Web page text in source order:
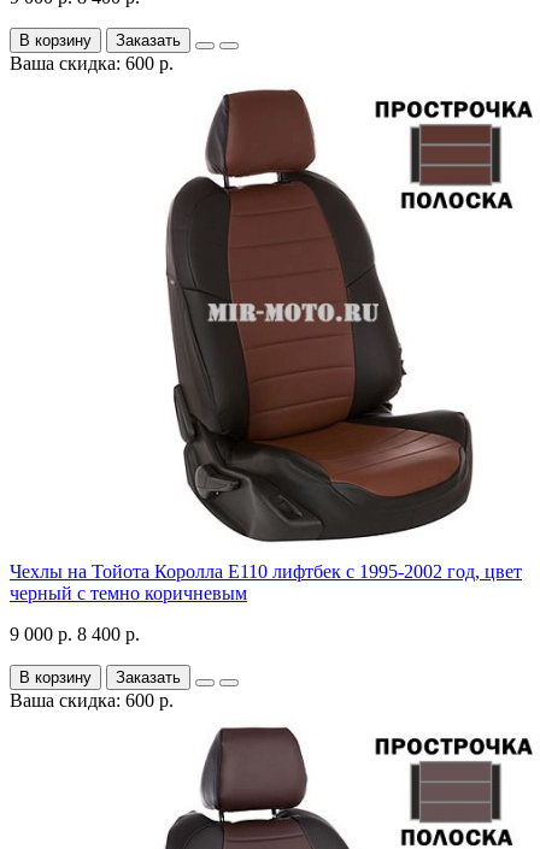
В корзину Заказать
Ваша скидка: 600 р.
Чехлы на Тойота Королла Е110 лифтбек с 1995-2002 год, цвет
черный с темно коричневым
9 000 р. 8 400 р.
В корзину Заказать
Ваша скидка: 600 р.